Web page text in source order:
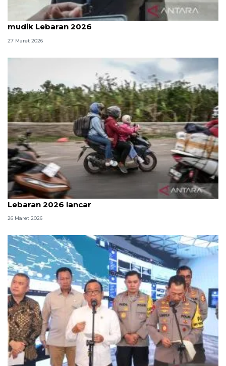
Komisi III DPR: Polri sudah kerja maksimal atur
mudik Lebaran 2026
27 Maret 2026
Pemilir sepeda motor nilai arus mudik-balik
Lebaran 2026 lancar
26 Maret 2026